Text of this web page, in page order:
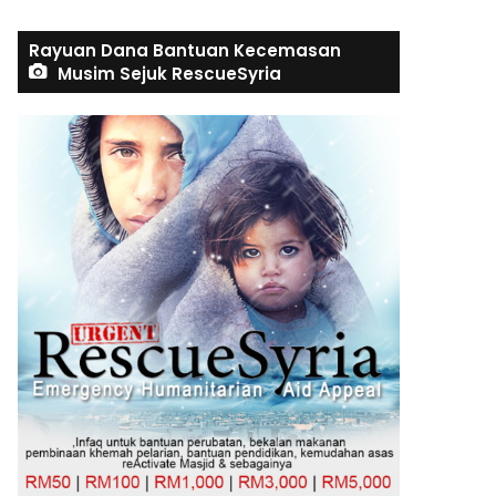
Rayuan Dana Bantuan Kecemasan
Musim Sejuk RescueSyria